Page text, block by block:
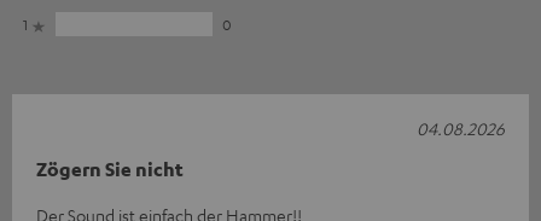
1
0
Zögern Sie nicht
Der Sound ist einfach der Hammer!!
04.08.2026